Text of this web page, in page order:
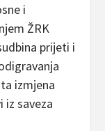
i
ŽRK
prijeti i
izmjena
iz saveza